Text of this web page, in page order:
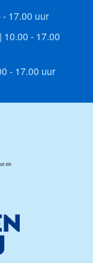
17.00 uur
10.00 - 17.00
- 17.00 uur